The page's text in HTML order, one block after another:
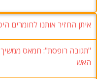
איתן החזיר אותנו לחומרים
"תגובה רופסת": חמאס
האש